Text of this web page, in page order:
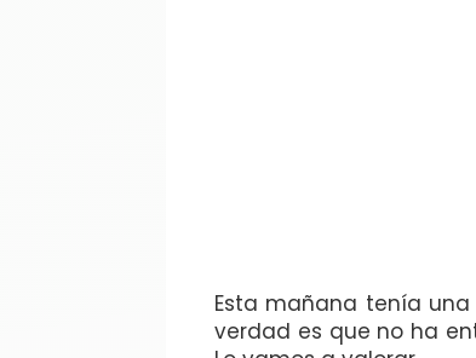
Esta mañana tenía
verdad es que no ha